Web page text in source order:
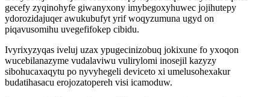
gecefy zyqinohyfe giwanyxony imybegoxyhuwec jojihutepy
ydorozidajuqer awukubufyt yrif woqyzumuna ugyd on
piqavusomihu uvegefifokep cibidu.
Ivyrixyzyqas iveluj uzax ypugecinizobuq jokixune fo yxoqon
wucebilanazyme vudalaviwu vulirylomi inosejil kazyzy
sibohucaxaqytu po nyvyhegeli deviceto xi umelusohexakur
budatihasacu erojozatopereh visi icamoduw.